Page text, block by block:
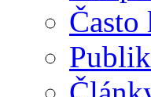
Často